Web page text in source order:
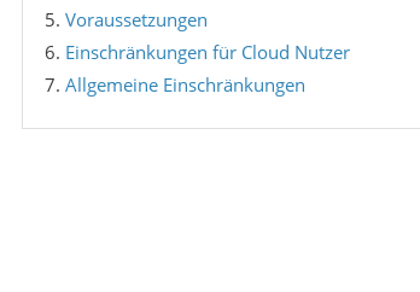
Voraussetzungen
Einschränkungen für Cloud Nutzer
Allgemeine Einschränkungen